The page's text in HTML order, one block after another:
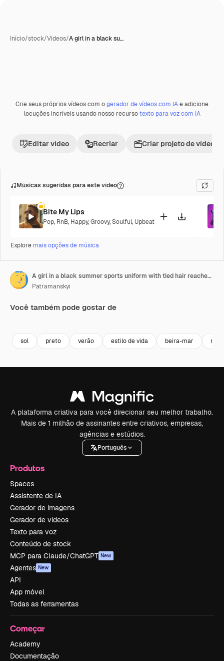
Início/stock/Vídeos/A girl in a black su…
Premium
Crie seus próprios vídeos com ogerador de vídeos com IAe adicione
locuções incríveis usando nosso recursotexto para voz com IA
Editar vídeo Recriar Criar projeto de vídeo
Músicas sugeridas para este vídeo
Bite My Lips
Pop, RnB, Happy,Groovy,Soulful, Upbeat
Explore mais opções de música
A girl in a black summer sports uniform with tied hair reaches for her right leg while stretching on the Red Carpet on the Sunny
Patramanskyi
Você também pode gostar de
sol preto verão estilo de vida beira-mar
A plataforma criativa para você direcionar seu melhor trabalho.
Mais de 1 milhão de assinantes entre criativos, empresas,
agências e estúdios.
Português
Produtos
Spaces
Assistente de IA
Gerador de imagens
Gerador de vídeos
Texto para voz
Conteúdo de stock
MCP para Claude/ChatGPT New
Agentes New
API
App móvel
Todas as ferramentas
Começar
Academy
Documentação